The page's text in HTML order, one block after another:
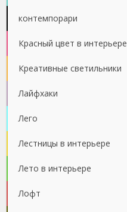
контемпорари
Красный цвет в интерьере
Креативные светильники
Лайфхаки
Лего
Лестницы в интерьере
Лето в интерьере
Лофт